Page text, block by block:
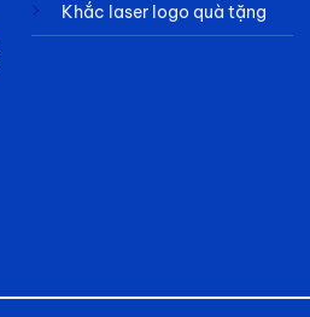
Khắc laser logo quà tặng